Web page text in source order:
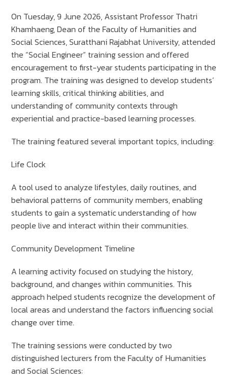
On Tuesday, 9 June 2026, Assistant Professor Thatri
Khamhaeng, Dean of the Faculty of Humanities and
Social Sciences, Suratthani Rajabhat University, attended
the “Social Engineer” training session and offered
encouragement to first-year students participating in the
program. The training was designed to develop students’
learning skills, critical thinking abilities, and
understanding of community contexts through
experiential and practice-based learning processes.
The training featured several important topics, including:
Life Clock
A tool used to analyze lifestyles, daily routines, and
behavioral patterns of community members, enabling
students to gain a systematic understanding of how
people live and interact within their communities.
Community Development Timeline
A learning activity focused on studying the history,
background, and changes within communities. This
approach helped students recognize the development of
local areas and understand the factors influencing social
change over time.
The training sessions were conducted by two
distinguished lecturers from the Faculty of Humanities
and Social Sciences: